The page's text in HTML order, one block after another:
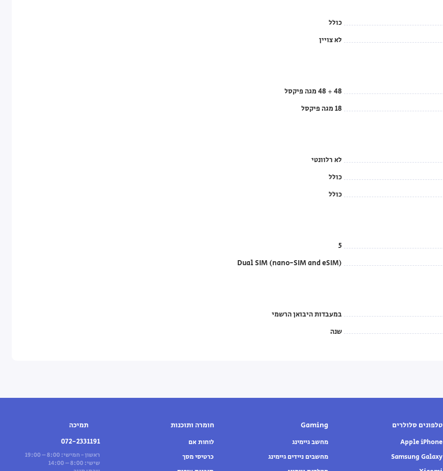
כולל
לא צויין
48 + 48 מגה פיקסל
18 מגה פיקסל
לא רלוונטי
כולל
כולל
5
Dual SIM (nano-SIM and eSIM)
במעבדות היבואן הרשמי
שנה
טלפונים סלולרים
Apple iPhone
Samsung Galaxy
Gaming
מחשב גיימינג
מחשבים ניידים גיימינג
חומרה ותוכנות
לוחות אם
כרטיסי מסך
תמיכה
072-2331191
ראשון - חמישי: 8:00 – 19:00
שישי: 8:00 – 14:00